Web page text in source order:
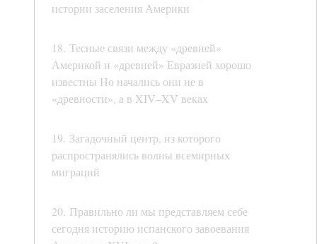
истории заселения Америки
18. Тесные связи между «древней»
Америкой и «древней» Евразией хорошо
известны Но начались они не в
«древности», а в XIV–XV веках
19. Загадочный центр, из которого
распространялись волны всемирных
миграций
20. Правильно ли мы представляем себе
сегодня историю испанского завоевания